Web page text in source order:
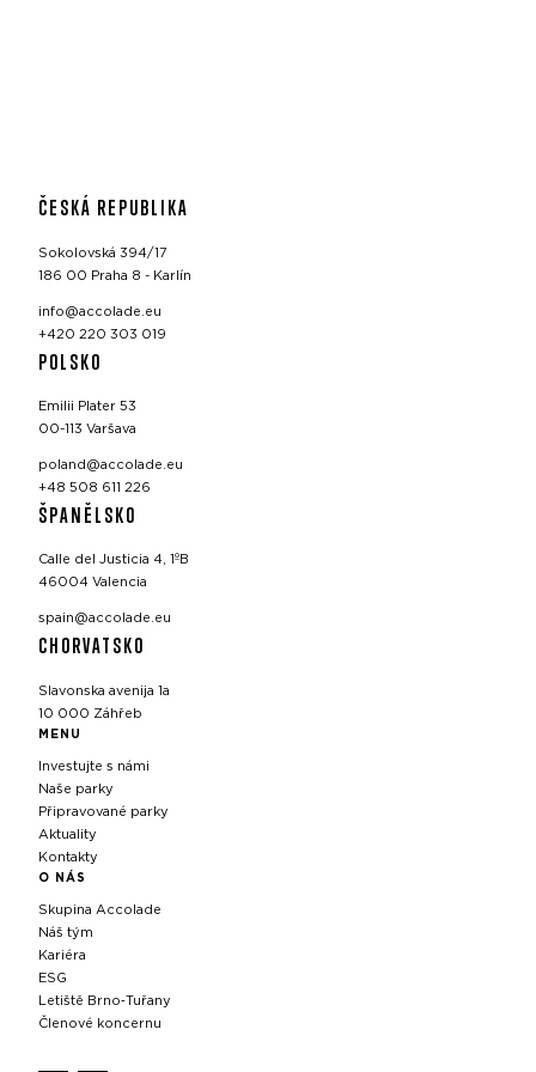
ČESKÁ REPUBLIKA
Sokolovská 394/17
186 00 Praha 8 - Karlín
info@accolade.eu
+420 220 303 019
POLSKO
Emilii Plater 53
00-113 Varšava
poland@accolade.eu
+48 508 611 226
ŠPANĚLSKO
Calle del Justicia 4, 1ºB
46004 Valencia
spain@accolade.eu
CHORVATSKO
Slavonska avenija 1a
10 000 Záhřeb
MENU
Investujte s námi
Naše parky
Připravované parky
Aktuality
Kontakty
O NÁS
Skupina Accolade
Náš tým
Kariéra
ESG
Letiště Brno‑Tuřany
Členové koncernu